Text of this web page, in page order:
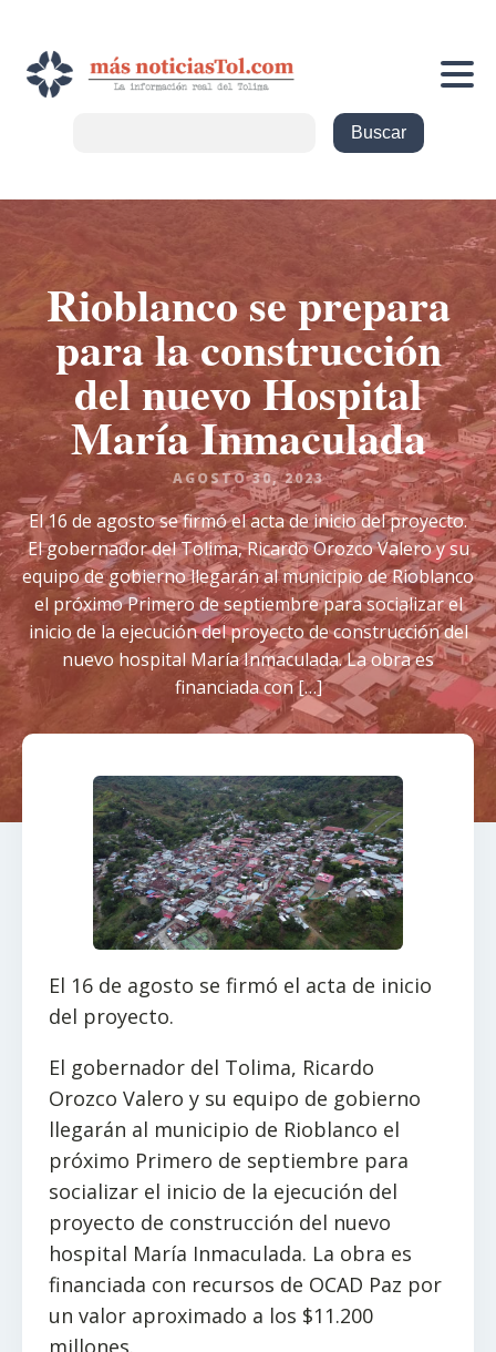
Rioblanco se prepara
para la construcción
del nuevo Hospital
María Inmaculada
AGOSTO 30, 2023
El 16 de agosto se firmó el acta de inicio del proyecto.
El gobernador del Tolima, Ricardo Orozco Valero y su
equipo de gobierno llegarán al municipio de Rioblanco
el próximo Primero de septiembre para socializar el
inicio de la ejecución del proyecto de construcción del
nuevo hospital María Inmaculada. La obra es
financiada con […]
El 16 de agosto se firmó el acta de inicio
del proyecto.
El gobernador del Tolima, Ricardo
Orozco Valero y su equipo de gobierno
llegarán al municipio de Rioblanco el
próximo Primero de septiembre para
socializar el inicio de la ejecución del
proyecto de construcción del nuevo
hospital María Inmaculada. La obra es
financiada con recursos de OCAD Paz por
un valor aproximado a los $11.200